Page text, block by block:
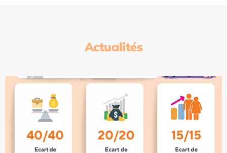
Actualités